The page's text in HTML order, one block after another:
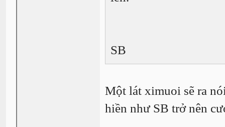
SB
Một lát ximuoi sẽ ra
hiền như SB trở nên